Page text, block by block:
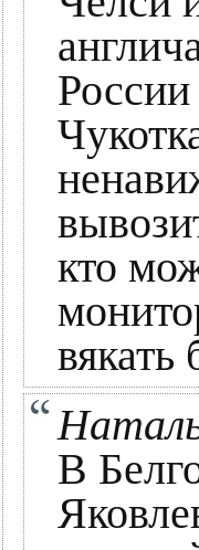
России
кто
вякать
В